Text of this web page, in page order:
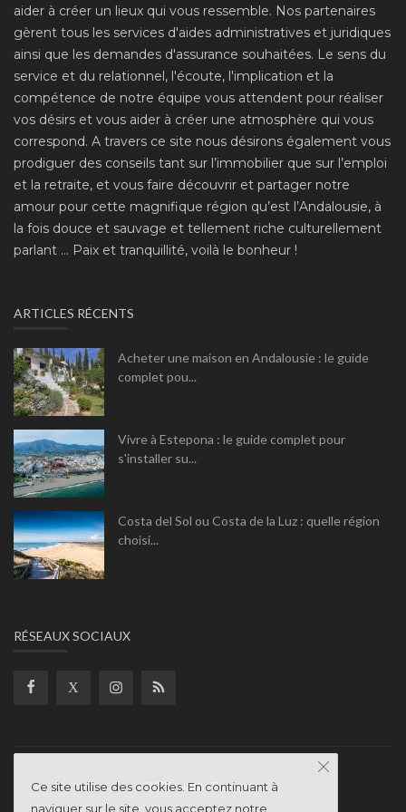
aider à créer un lieux qui vous ressemble. Nos partenaires
gèrent tous les services d'aides administratives et juridiques
ainsi que les demandes d'assurance souhaitées. Le sens du
service et du relationnel, l'écoute, l'implication et la
compétence de notre équipe vous attendent pour réaliser
vos désirs et vous aider à créer une atmosphère qui vous
correspond. A travers ce site nous désirons également vous
prodiguer des conseils tant sur l’immobilier que sur l’emploi
et la retraite, et vous faire découvrir et partager notre
amour pour cette magnifique région qu’est l’Andalousie, à
la fois douce et sauvage et tellement riche culturellement
parlant ... Paix et tranquillité, voilà le bonheur !
ARTICLES RÉCENTS
Acheter une maison en Andalousie : le guide
complet pou...
Vivre à Estepona : le guide complet pour
s'installer su...
Costa del Sol ou Costa de la Luz : quelle région
choisi...
RÉSEAUX SOCIAUX
2025 Nathi-Dreams
Ce site utilise des cookies. En continuant à
naviguer sur le site, vous acceptez notre